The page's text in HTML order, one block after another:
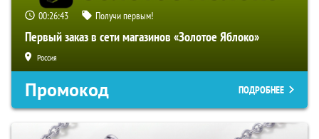
00:26:42 Получи первым!
Первый заказ в сети магазинов «Золотое Яблоко»
Россия
Промокод ПОДРОБНЕЕ